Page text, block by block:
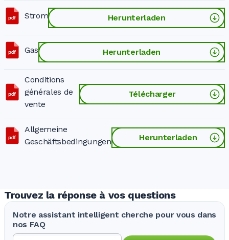
Strom Herunterladen
Gas Herunterladen
Conditions
générales de
vente
Télécharger
Allgemeine
Geschäftsbedingungen
Herunterladen
Trouvez la réponse à vos questions
Notre assistant intelligent cherche pour vous dans
nos FAQ